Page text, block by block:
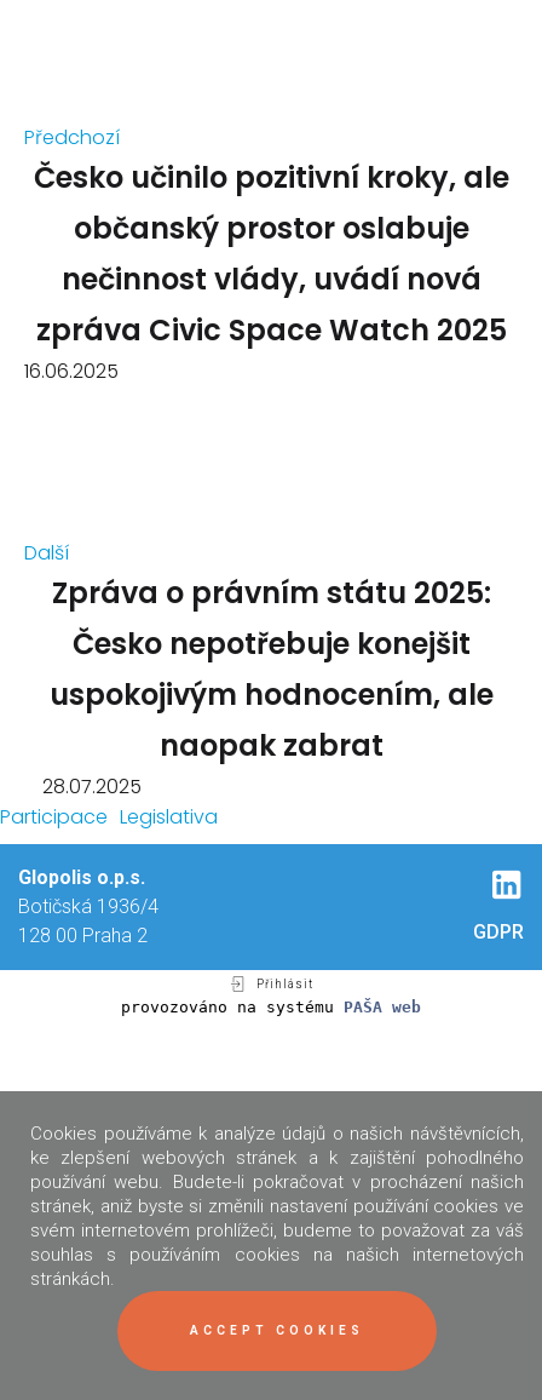
Předchozí
Česko učinilo pozitivní kroky, ale
občanský prostor oslabuje
nečinnost vlády, uvádí nová
zpráva Civic Space Watch 2025
16.06.2025
Další
Zpráva o právním státu 2025:
Česko nepotřebuje konejšit
uspokojivým hodnocením, ale
naopak zabrat
28.07.2025
Participace Legislativa
Glopolis o.p.s.
Botičská 1936/4
128 00 Praha 2
GDPR
Přihlásit
provozováno na systému PAŠA web
Cookies používáme k analýze údajů o našich návštěvnících,
ke zlepšení webových stránek a k zajištění pohodlného
používání webu. Budete-li pokračovat v procházení našich
stránek, aniž byste si změnili nastavení používání cookies ve
svém internetovém prohlížeči, budeme to považovat za váš
souhlas s používáním cookies na našich internetových
stránkách.
ACCEPT COOKIES